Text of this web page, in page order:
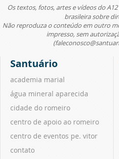
Os textos, fotos, artes e vídeos do
brasileira sobre
Não reproduza o conteúdo em outro
impresso, sem
Santuário
academia marial
água mineral aparecida
cidade do romeiro
centro de apoio ao romeiro
centro de eventos pe. vitor
contato